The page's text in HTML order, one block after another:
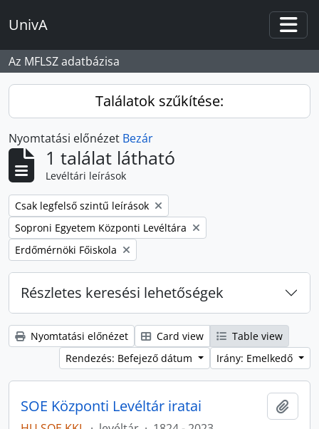
UnivA
Az MFLSZ adatbázisa
Találatok szűkítése:
Nyomtatási előnézet Bezár
1 találat látható
Levéltári leírások
Remove filter:
Csak legfelső szintű leírások
Remove filter:
Soproni Egyetem Központi Levéltára
Remove filter:
Erdőmérnöki Főiskola
Részletes keresési lehetőségek
Nyomtatási előnézet Card view
Table view
Rendezés: Befejező dátum
Irány: Emelkedő
SOE Központi Levéltár iratai